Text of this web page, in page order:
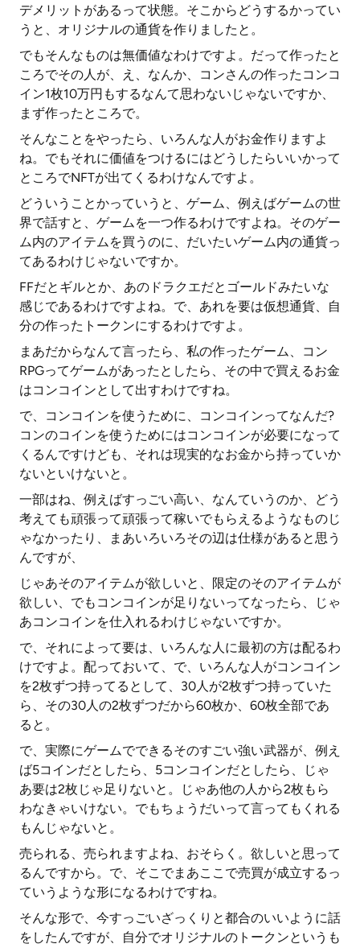
デメリットがあるって状態。そこからどうするかってい
うと、オリジナルの通貨を作りましたと。
でもそんなものは無価値なわけですよ。だって作ったと
ころでその人が、え、なんか、コンさんの作ったコンコ
イン1枚10万円もするなんて思わないじゃないですか、
まず作ったところで。
そんなことをやったら、いろんな人がお金作りますよ
ね。でもそれに価値をつけるにはどうしたらいいかって
ところでNFTが出てくるわけなんですよ。
どういうことかっていうと、ゲーム、例えばゲームの世
界で話すと、ゲームを一つ作るわけですよね。そのゲー
ム内のアイテムを買うのに、だいたいゲーム内の通貨っ
てあるわけじゃないですか。
FFだとギルとか、あのドラクエだとゴールドみたいな
感じであるわけですよね。で、あれを要は仮想通貨、自
分の作ったトークンにするわけですよ。
まあだからなんて言ったら、私の作ったゲーム、コン
RPGってゲームがあったとしたら、その中で買えるお金
はコンコインとして出すわけですね。
で、コンコインを使うために、コンコインってなんだ?
コンのコインを使うためにはコンコインが必要になって
くるんですけども、それは現実的なお金から持っていか
ないといけないと。
一部はね、例えばすっごい高い、なんていうのか、どう
考えても頑張って頑張って稼いでもらえるようなものじ
ゃなかったり、まあいろいろその辺は仕様があると思う
んですが、
じゃあそのアイテムが欲しいと、限定のそのアイテムが
欲しい、でもコンコインが足りないってなったら、じゃ
あコンコインを仕入れるわけじゃないですか。
で、それによって要は、いろんな人に最初の方は配るわ
けですよ。配っておいて、で、いろんな人がコンコイン
を2枚ずつ持ってるとして、30人が2枚ずつ持っていた
ら、その30人の2枚ずつだから60枚か、60枚全部であ
ると。
で、実際にゲームでできるそのすごい強い武器が、例え
ば5コインだとしたら、5コンコインだとしたら、じゃ
あ要は2枚じゃ足りないと。じゃあ他の人から2枚もら
わなきゃいけない。でもちょうだいって言ってもくれる
もんじゃないと。
売られる、売られますよね、おそらく。欲しいと思って
るんですから。で、そこでまあここで売買が成立するっ
ていうような形になるわけですね。
そんな形で、今すっごいざっくりと都合のいいように話
をしたんですが、自分でオリジナルのトークンというも